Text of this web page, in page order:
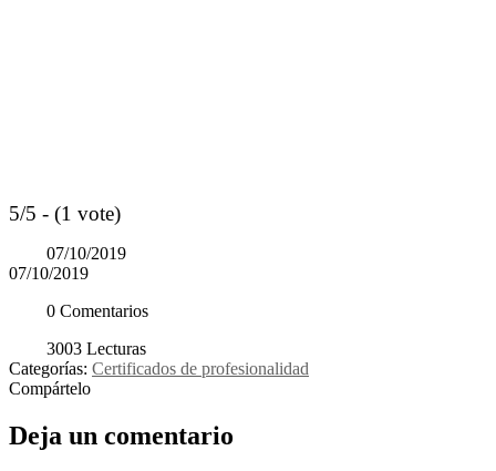
5/5 - (1 vote)
07/10/2019
07/10/2019
0 Comentarios
3003 Lecturas
Categorías: Certificados de profesionalidad
Compártelo
Deja un comentario